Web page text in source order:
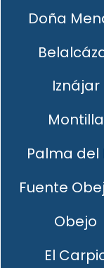
Doña
Iznájar
Montilla
Palma del
Fuente
Obejo
El